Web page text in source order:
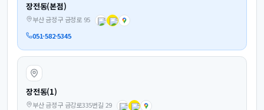
장전동(본점)
부산 금정구 금정로 95
051-582-5345
장전동(1)
부산 금정구 금강로335번길 29